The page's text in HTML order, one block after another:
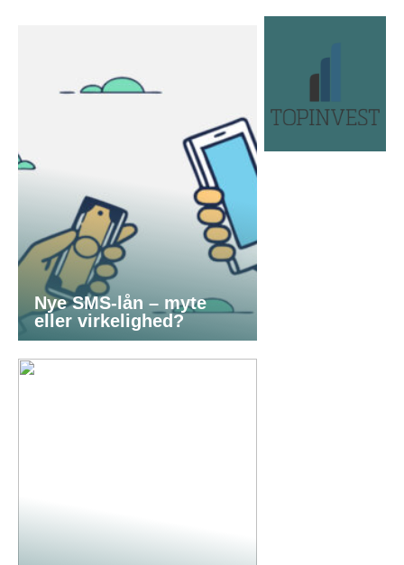
Nye SMS-lån – myte
eller virkelighed?